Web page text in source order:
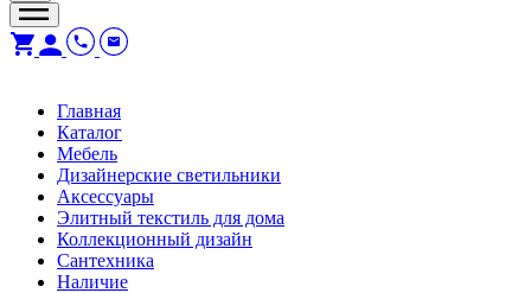
Главная
Каталог
Мебель
Дизайнерские светильники
Аксессуары
Элитный текстиль для дома
Коллекционный дизайн
Сантехника
Наличие